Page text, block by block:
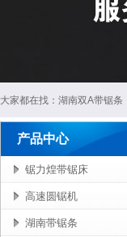
大家都在找： 湖南双A带锯条
产品中心
锯力煌带锯床
高速圆锯机
湖南带锯条